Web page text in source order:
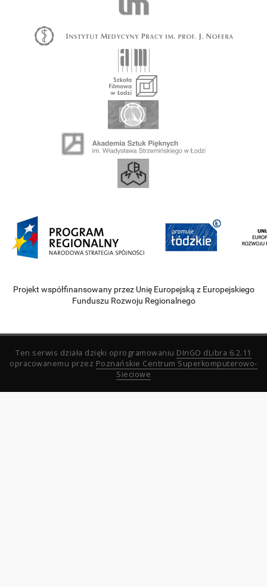
Projekt współfinansowany przez Unię Europejską z Europejskiego
Funduszu Rozwoju Regionalnego
Ten serwis działa dzięki oprogramowaniu DInGO dLibra 6.2.11
opracowanemu przez Poznańskie Centrum Superkomputerowo-
Sieciowe